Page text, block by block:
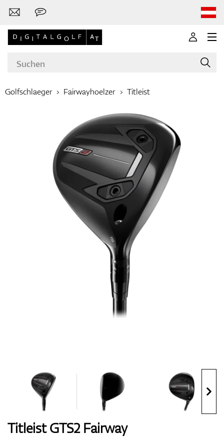
Marken
Golfschläger
Bekleidung
Handschuhe
Schuhe
Bags
Golfschlaeger Fairwayhoelzer Titleist
Titleist GTS2 Fairway